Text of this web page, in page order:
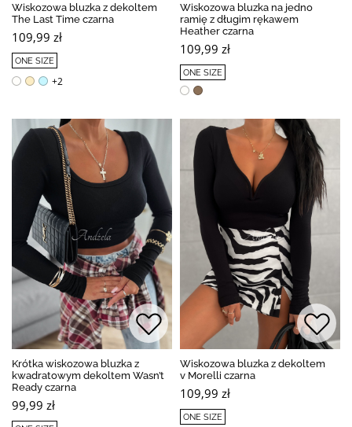
Wiskozowa bluzka z dekoltem
The Last Time czarna
109,99 zł
ONE SIZE
+2
Wiskozowa bluzka na jedno
ramię z długim rękawem
Heather czarna
109,99 zł
ONE SIZE
Krótka wiskozowa bluzka z
kwadratowym dekoltem Wasn’t
Ready czarna
99,99 zł
Wiskozowa bluzka z dekoltem
v Morelli czarna
109,99 zł
ONE SIZE